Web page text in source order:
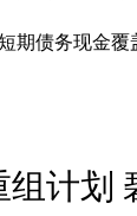
债务现金
计划